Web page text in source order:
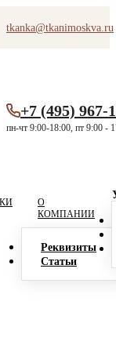
tkanka@tkanimoskva.ru
+7 (495) 967-
пн-чт 9:00-18:00, пт 9:00 -
О
КОМПАНИИ
Реквизиты
Статьи